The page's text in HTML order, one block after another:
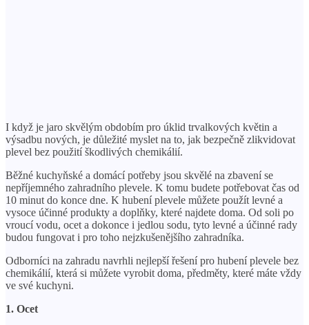
I když je jaro skvělým obdobím pro úklid trvalkových květin a
výsadbu nových, je důležité myslet na to, jak bezpečně zlikvidovat
plevel bez použití škodlivých chemikálií.
Běžné kuchyňské a domácí potřeby jsou skvělé na zbavení se
nepříjemného zahradního plevele. K tomu budete potřebovat čas od
10 minut do konce dne. K hubení plevele můžete použít levné a
vysoce účinné produkty a doplňky, které najdete doma. Od soli po
vroucí vodu, ocet a dokonce i jedlou sodu, tyto levné a účinné rady
budou fungovat i pro toho nejzkušenějšího zahradníka.
Odborníci na zahradu navrhli nejlepší řešení pro hubení plevele bez
chemikálií, která si můžete vyrobit doma, předměty, které máte vždy
ve své kuchyni.
1. Ocet